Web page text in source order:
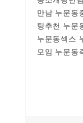
만남 누문동
팅추천 누문
누문동섹스
모임 누문동